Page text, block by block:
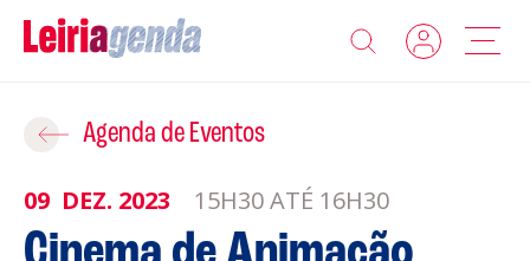
Agenda
Sobre a Leiriagenda
Agenda de Eventos
09 DEZ. 2023 15H30 ATÉ 16H30
Adicionar ao Roteiro
ROTEIROS EXISTENTES